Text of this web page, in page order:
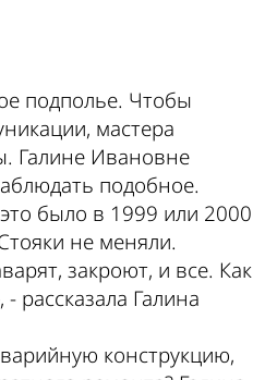
подполье. Чтобы
мастера
Галине Ивановне
подобное.
было в 1999 или 2000
не меняли.
закроют, и все. Как
рассказала Галина
конструкцию,